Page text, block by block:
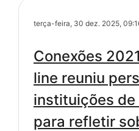
terça-feira, 30 dez. 2025,
Conexões
line reuniu
instituições de
para refletir